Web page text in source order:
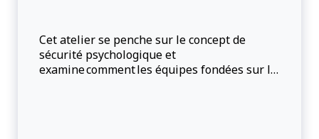
Cet atelier se penche sur le concept de
sécurité psychologique et
examine comment les équipes fondées sur la